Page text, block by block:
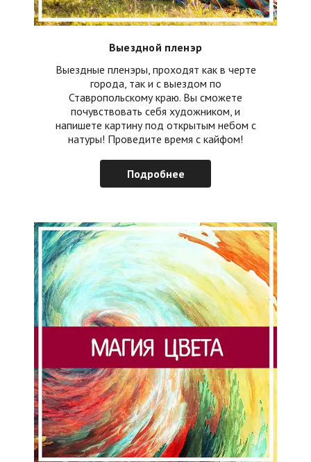
Выездной пленэр
Выездные пленэры, проходят как в черте
города, так и с выездом по
Ставропольскому краю. Вы сможете
почувствовать себя художником, и
напишете картину под открытым небом с
натуры! Проведите время с кайфом!
Подробнее